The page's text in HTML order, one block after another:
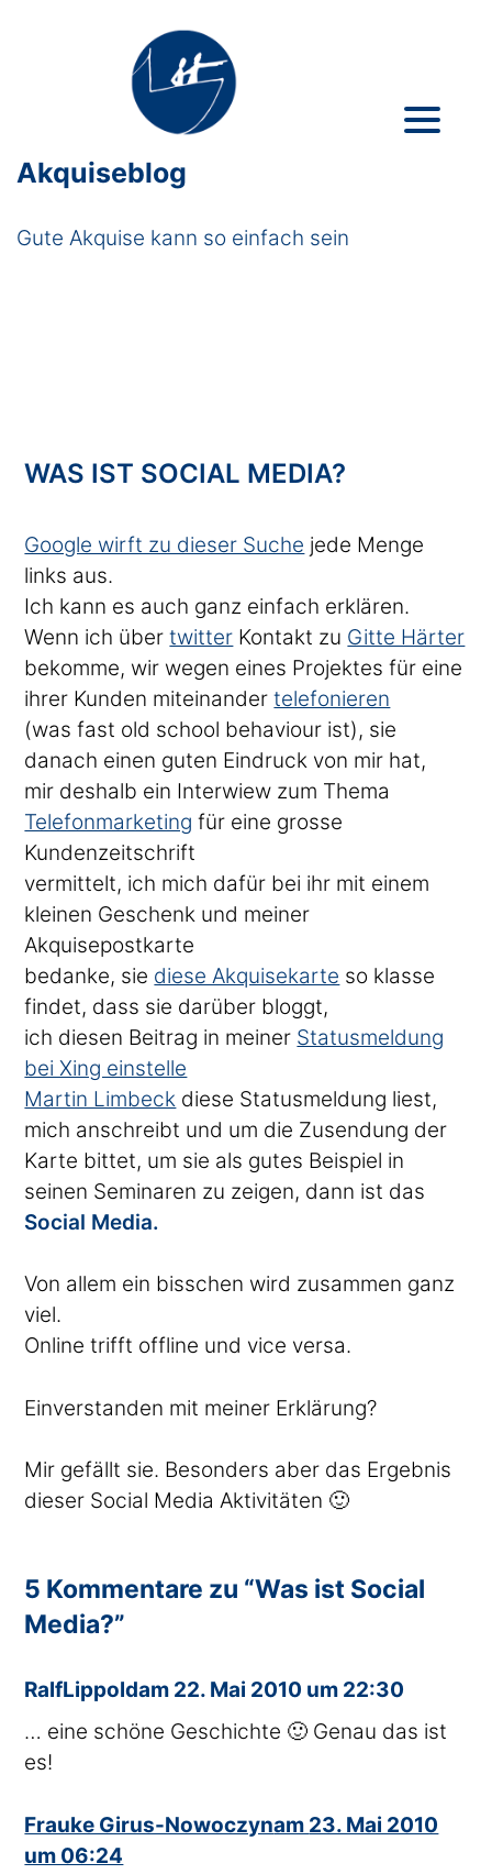
Akquiseblog
Gute Akquise kann so einfach sein
WAS IST SOCIAL MEDIA?
Google wirft zu dieser Suche jede Menge
links aus.
Ich kann es auch ganz einfach erklären.
Wenn ich übertwitter Kontakt zu Gitte Härter
bekomme, wir wegen eines Projektes für eine
ihrer Kunden miteinandertelefonieren
(was fast old school behaviour ist), sie
danach einen guten Eindruck von mir hat,
mir deshalb ein Interwiew zum Thema
Telefonmarketing für eine grosse
Kundenzeitschrift
vermittelt, ich mich dafür bei ihr mit einem
kleinen Geschenk und meiner
Akquisepostkarte
bedanke, sie diese Akquisekarte so klasse
findet, dass sie darüber bloggt,
ich diesen Beitrag in meiner Statusmeldung
bei Xing einstelle
Martin Limbeck diese Statusmeldung liest,
mich anschreibt und um die Zusendung der
Karte bittet, um sie als gutes Beispiel in
seinen Seminaren zu zeigen, dann ist das
Social Media.
Von allem ein bisschen wird zusammen ganz
viel.
Online trifft offline und vice versa.
Einverstanden mit meiner Erklärung?
Mir gefällt sie. Besonders aber das Ergebnis
dieser Social Media Aktivitäten 🙂
5 Kommentare zu “Was ist Social
Media?”
RalfLippoldsagte
am 22. Mai 2010 um 22:30
… eine schöne Geschichte 🙂 Genau das ist
es!
Frauke Girus-Nowoczynsagte
am 23. Mai 2010
um 06:24